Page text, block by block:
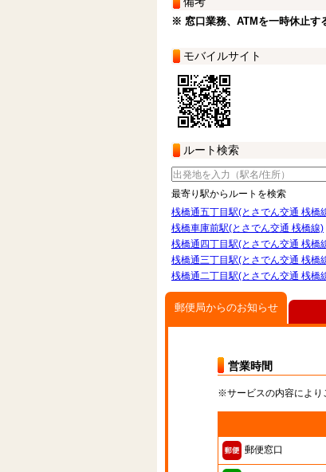
※ 窓口業務、ATMを一時休止す
モバイルサイト
ルート検索
最寄り駅からルートを検索
桟橋通五丁目駅(とさでん交通 桟橋
桟橋車庫前駅(とさでん交通 桟橋線)
桟橋通四丁目駅(とさでん交通 桟橋
桟橋通三丁目駅(とさでん交通 桟橋
桟橋通二丁目駅(とさでん交通 桟橋
郵便局からのお知らせ
営業時間
※サービスの内容により
郵便窓口